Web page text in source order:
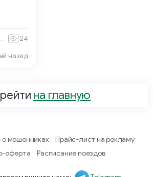
Тбилиси 🧦 БАРАХОЛКА 24
назад
на главную
мошенниках
Прайс-лист на рекламу
оферта
Расписание поездов